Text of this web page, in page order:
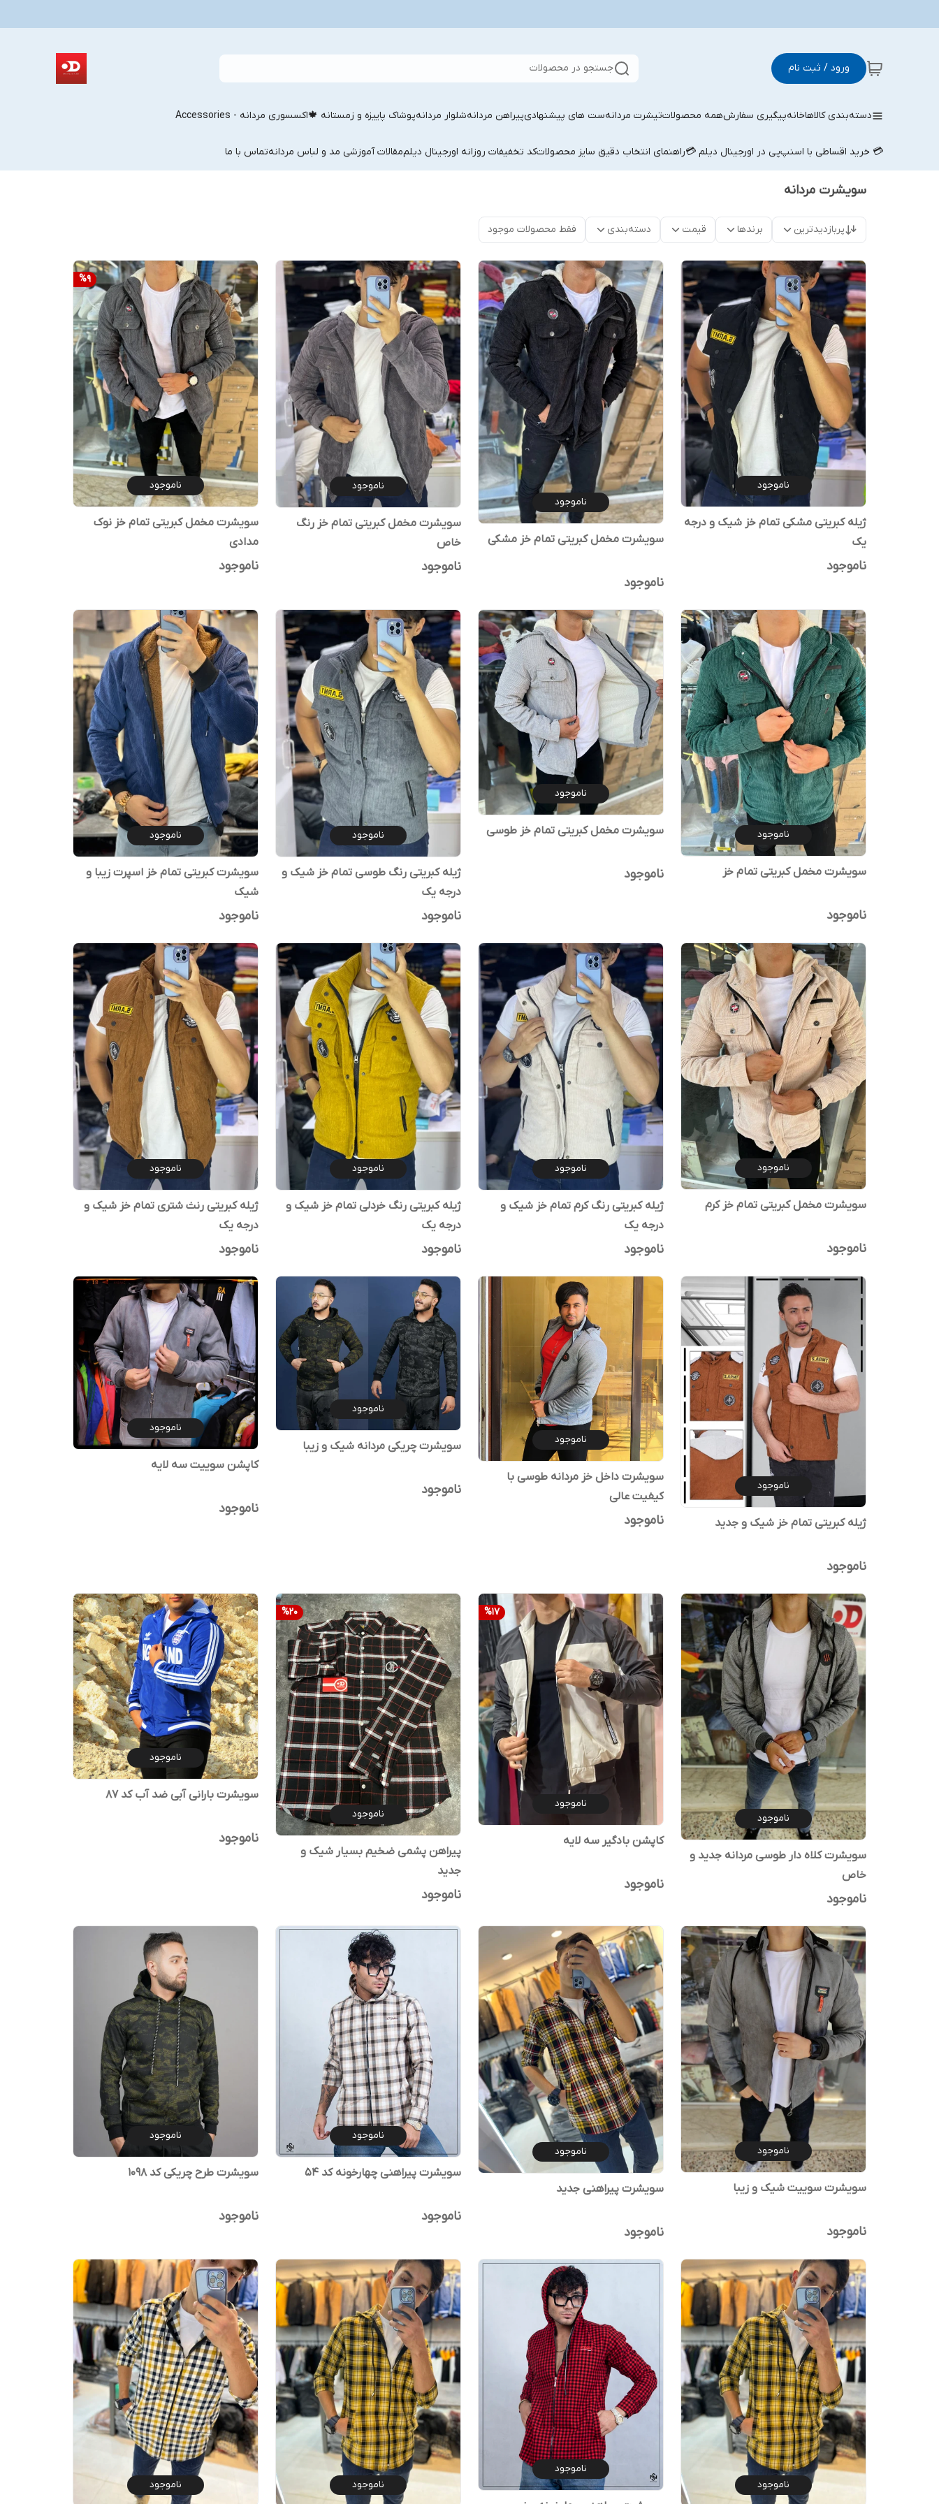
ورود / ثبت نام جستجو در محصولات
دسته‌بندی کالاهاخانهپیگیری سفارشهمه محصولاتتیشرت مردانهست های پیشنهادیپیراهن مردانهشلوار مردانهپوشاک پاییزه و زمستانه 🍁اکسسوری مردانه - Accessories
💳 خرید اقساطی با اسنپ‌پی در اورجینال دیلم 💳راهنمای انتخاب دقیق سایز محصولاتکد تخفیفات روزانه اورجینال دیلممقالات آموزشی مد و لباس مردانهتماس با ما
سویشرت مردانه
پربازدیدترین برندها قیمت دسته‌بندی فقط محصولات موجود
ناموجود
ژیله کبریتی مشکی تمام خز شیک و درجه
یک
ناموجود
ناموجود
سویشرت مخمل کبریتی تمام خز مشکی
ناموجود
ناموجود
سویشرت مخمل کبریتی تمام خز رنگ
خاص
ناموجود
%9
ناموجود
سویشرت مخمل کبریتی تمام خز نوک
مدادی
ناموجود
ناموجود
سویشرت مخمل کبریتی تمام خز
ناموجود
ناموجود
سویشرت مخمل کبریتی تمام خز طوسی
ناموجود
ناموجود
ژیله کبریتی رنگ طوسی تمام خز شیک و
درجه یک
ناموجود
ناموجود
سویشرت کبریتی تمام خز اسپرت زیبا و
شیک
ناموجود
ناموجود
سویشرت مخمل کبریتی تمام خز کرم
ناموجود
ناموجود
ژیله کبریتی رنگ کرم تمام خز شیک و
درجه یک
ناموجود
ناموجود
ژیله کبریتی رنگ خردلی تمام خز شیک و
درجه یک
ناموجود
ناموجود
ژیله کبریتی رنث شتری تمام خز شیک و
درجه یک
ناموجود
ناموجود
ژیله کبریتی تمام خز شیک و جدید
ناموجود
ناموجود
سویشرت داخل خز مردانه طوسی با
کیفیت عالی
ناموجود
ناموجود
سویشرت چریکی مردانه شیک و زیبا
ناموجود
ناموجود
کاپشن سوییت سه لایه
ناموجود
ناموجود
سویشرت کلاه دار طوسی مردانه جدید و
خاص
ناموجود
%17
ناموجود
کاپشن بادگیر سه لایه
ناموجود
%20
ناموجود
پیراهن پشمی ضخیم بسیار شیک و
جدید
ناموجود
ناموجود
سویشرت بارانی آبی ضد آب کد ۸۷
ناموجود
ناموجود
سویشرت سوییت شیک و زیبا
ناموجود
ناموجود
سویشرت پیراهنی جدید
ناموجود
ناموجود
سویشرت پیراهنی چهارخونه کد ۵۴
ناموجود
ناموجود
سویشرت طرح چریکی کد ۱۰۹۸
ناموجود
ناموجود
ناموجود
ناموجود ناموجود